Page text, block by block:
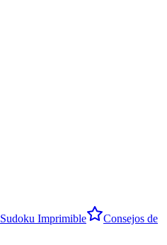
Sudoku Imprimible
Consejos de